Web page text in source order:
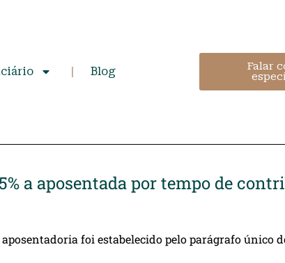
Blog
Falar
a aposentada por tempo de
foi estabelecido pelo parágrafo único